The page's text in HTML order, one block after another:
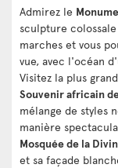
Admirez le
sculpture
marches et vous
vue, avec l'océan
Visitez la plus
Souvenir africain
mélange de styles
manière
Mosquée de la
et sa façade